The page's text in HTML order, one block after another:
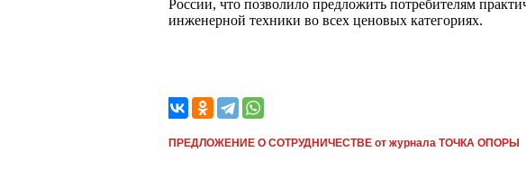
России, что позволило предложить потребителям
инженерной техники во всех ценовых категориях.
ПРЕДЛОЖЕНИЕ О СОТРУДНИЧЕСТВЕ от журнала ТОЧКА ОПОРЫ